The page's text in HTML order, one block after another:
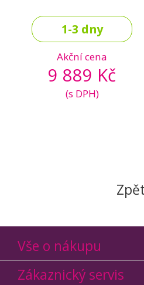
1-3 dny
Akční cena
9 889 Kč
(s DPH)
Vše o nákupu
Zákaznický servis